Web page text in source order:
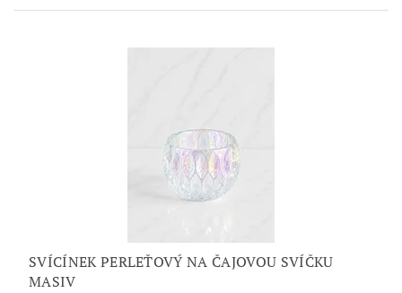
SVÍCÍNEK PERLEŤOVÝ NA ČAJOVOU SVÍČKU
MASIV